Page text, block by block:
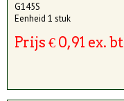
G145S
Eenheid 1 stuk
Prijs € 0,91 ex.